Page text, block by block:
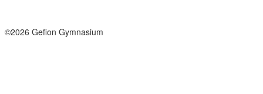
©2026 Gefion Gymnasium